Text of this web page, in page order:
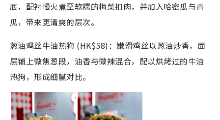
底，配衬慢火煮至软糯的梅菜扣肉，并加入哈密瓜与青
瓜，带来更清爽的层次。
葱油鸡丝牛油热狗 (HK$58)：嫩滑鸡丝以葱油炒香，面
层铺上微焦葱段，油香与微辣混合，配以烘烤过的牛油
热狗，形成细腻对比。